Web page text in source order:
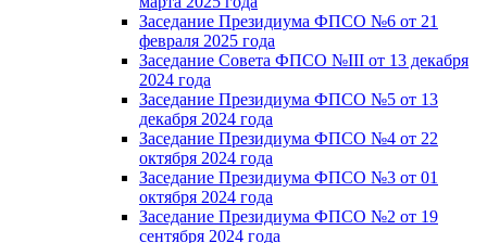
Заседание Президиума ФПСО №6 от 21
февраля 2025 года
Заседание Совета ФПСО №III от 13 декабря
2024 года
Заседание Президиума ФПСО №5 от 13
декабря 2024 года
Заседание Президиума ФПСО №4 от 22
октября 2024 года
Заседание Президиума ФПСО №3 от 01
октября 2024 года
Заседание Президиума ФПСО №2 от 19
сентября 2024 года